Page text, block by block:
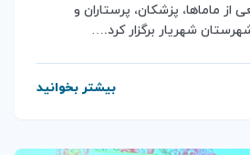
از ماماها، پزشکان، پرستاران و
شهریار برگزار کرد.…
بیشتر بخوانید